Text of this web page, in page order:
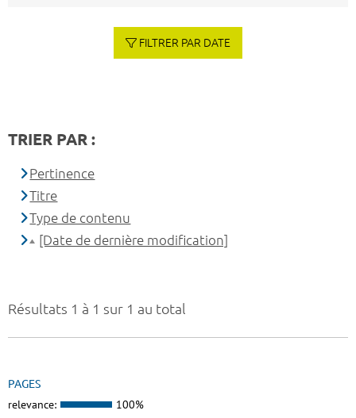
Résultats 1 à 1 sur 1 au total
PAGES
relevance: 100%
FILTRER PAR DATE
TRIER PAR :
Pertinence
Titre
Type de contenu
[Date de dernière modification]